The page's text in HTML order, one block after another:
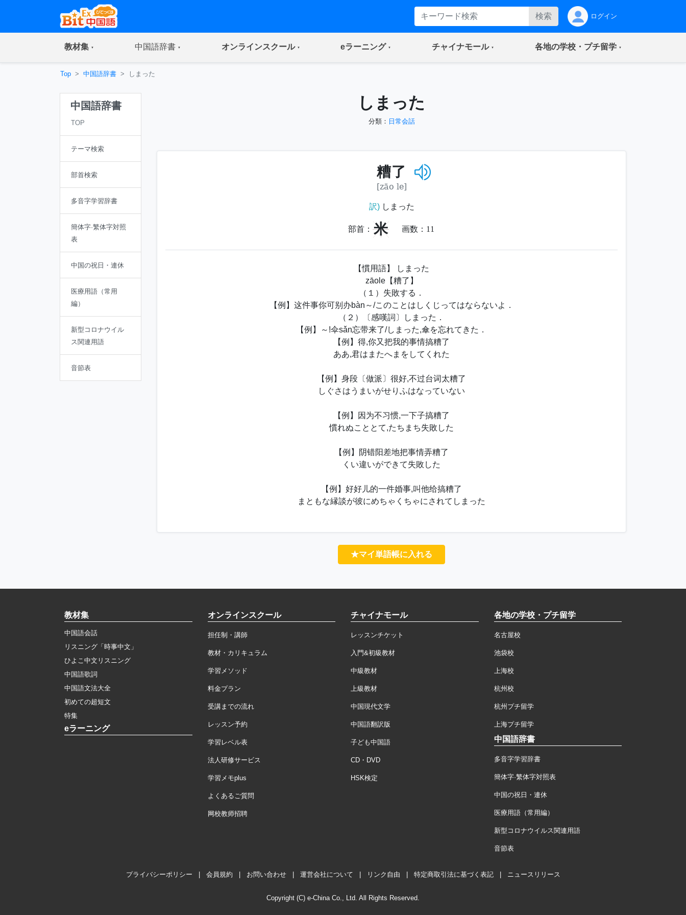
検索 ログイン
教材集(current) 中国語辞書(current) オンラインスクール(current) eラーニング(current) チャイナモール(current) 各地の学校・プチ留学(current)
Top 中国語辞書 しまった
中国語辞書
TOP
テーマ検索
部首検索
多音字学習辞書
簡体字·繁体字対照
表
中国の祝日・連休
医療用語（常用
編）
新型コロナウイル
ス関連用語
音節表
しまった
分類： 日常会話
糟了
[zāo le]
訳)しまった
部首： 米 画数： 11
【慣用語】 しまった
zāole【糟了】
（１）失敗する．
【例】这件事你可别办bàn～/このことはしくじってはならないよ．
（２）〔感嘆詞〕しまった．
【例】～!伞sǎn忘带来了/しまった,傘を忘れてきた．
【例】得,你又把我的事情搞糟了
ああ,君はまたへまをしてくれた
【例】身段〔做派〕很好,不过台词太糟了
しぐさはうまいがせりふはなっていない
【例】因为不习惯,一下子搞糟了
慣れぬこととて,たちまち失敗した
【例】阴错阳差地把事情弄糟了
くい違いができて失敗した
【例】好好儿的一件婚事,叫他给搞糟了
まともな縁談が彼にめちゃくちゃにされてしまった
★マイ単語帳に入れる
教材集
中国語会話
リスニング「時事中文」
ひよこ中文リスニング
中国語歌詞
中国語文法大全
初めての超短文
特集
eラーニング
オンラインスクール
担任制・講師
教材・カリキュラム
学習メソッド
料金プラン
受講までの流れ
レッスン予約
学習レベル表
法人研修サービス
学習メモplus
よくあるご質問
网校教师招聘
チャイナモール
レッスンチケット
入門&初級教材
中級教材
上級教材
中国現代文学
中国語翻訳版
子ども中国語
CD・DVD
HSK検定
各地の学校・プチ留学
名古屋校
池袋校
上海校
杭州校
杭州プチ留学
上海プチ留学
中国語辞書
多音字学習辞書
簡体字·繁体字対照表
中国の祝日・連休
医療用語（常用編）
新型コロナウイルス関連用語
音節表
プライバシーポリシー 会員規約 お問い合わせ 運営会社について リンク自由 特定商取引法に基づく表記 ニュースリリース
Copyright (C) e-China Co., Ltd. All Rights Reserved.